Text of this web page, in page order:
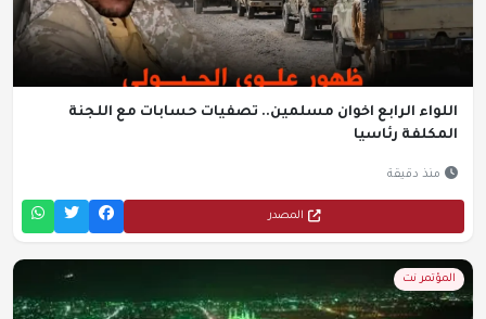
اللواء الرابع اخوان مسلمين.. تصفيات حسابات مع اللجنة
المكلفة رئاسيا
منذ دقيقة
المصدر
المؤتمر نت